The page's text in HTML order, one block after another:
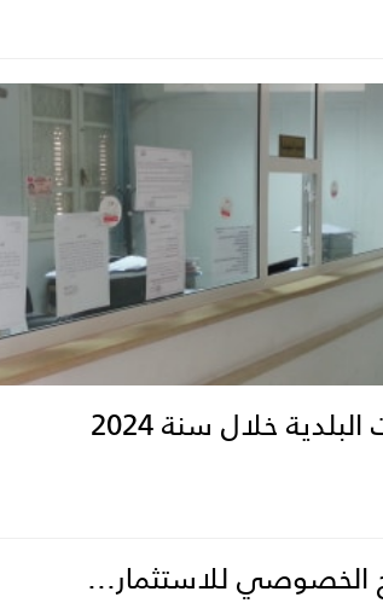
البلدية خلال سنة 2024
الخصوصي للاستثمار...